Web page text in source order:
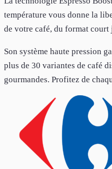
température vous donne la
de votre café, du format court
Son système haute pression
plus de 30 variantes de café
gourmandes. Profitez de